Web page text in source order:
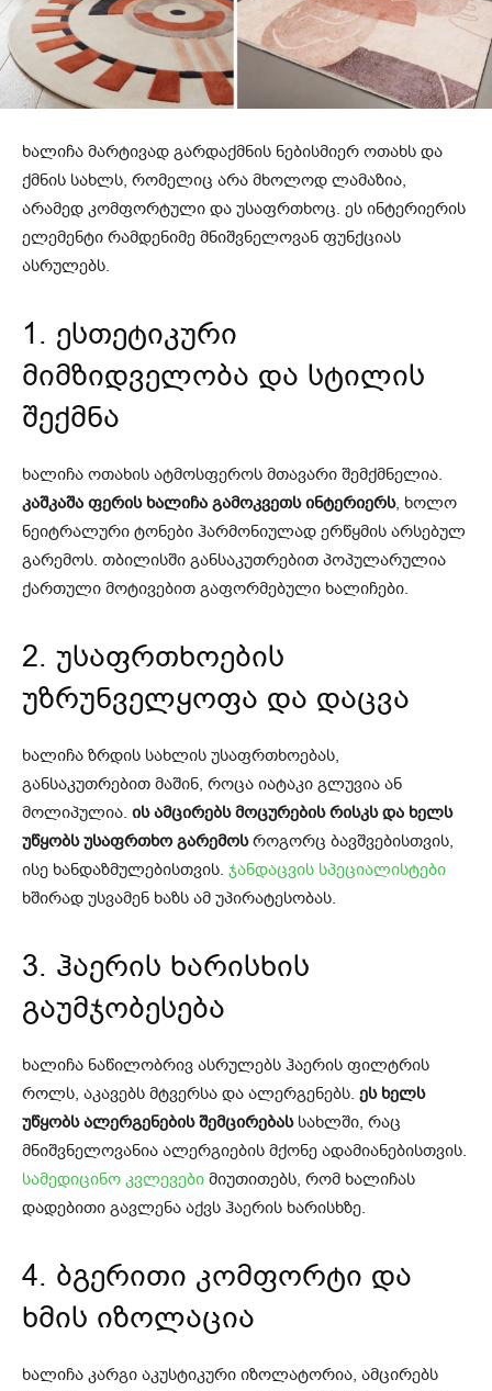
ხალიჩა მარტივად გარდაქმნის ნებისმიერ ოთახს და
ქმნის სახლს, რომელიც არა მხოლოდ ლამაზია,
არამედ კომფორტული და უსაფრთხოც. ეს ინტერიერის
ელემენტი რამდენიმე მნიშვნელოვან ფუნქციას
ასრულებს.
1. ესთეტიკური
მიმზიდველობა და სტილის
შექმნა
ხალიჩა ოთახის ატმოსფეროს მთავარი შემქმნელია.
კაშკაშა ფერის ხალიჩა გამოკვეთს ინტერიერს, ხოლო
ნეიტრალური ტონები ჰარმონიულად ერწყმის არსებულ
გარემოს. თბილისში განსაკუთრებით პოპულარულია
ქართული მოტივებით გაფორმებული ხალიჩები.
2. უსაფრთხოების
უზრუნველყოფა და დაცვა
ხალიჩა ზრდის სახლის უსაფრთხოებას,
განსაკუთრებით მაშინ, როცა იატაკი გლუვია ან
მოლიპულია. ის ამცირებს მოცურების რისკს და ხელს
უწყობს უსაფრთხო გარემოსროგორც ბავშვებისთვის,
ისე ხანდაზმულებისთვის. ჯანდაცვის სპეციალისტები
ხშირად უსვამენ ხაზს ამ უპირატესობას.
3. ჰაერის ხარისხის
გაუმჯობესება
ხალიჩა ნაწილობრივ ასრულებს ჰაერის ფილტრის
როლს, აკავებს მტვერსა და ალერგენებს. ეს ხელს
უწყობს ალერგენების შემცირებასსახლში, რაც
მნიშვნელოვანია ალერგიების მქონე ადამიანებისთვის.
სამედიცინო კვლევები მიუთითებს, რომ ხალიჩას
დადებითი გავლენა აქვს ჰაერის ხარისხზე.
4. ბგერითი კომფორტი და
ხმის იზოლაცია
ხალიჩა კარგი აკუსტიკური იზოლატორია, ამცირებს